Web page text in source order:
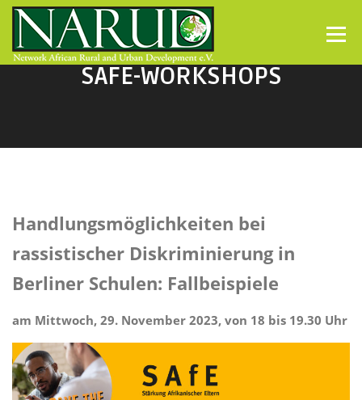
Direkt zum Inhalt
Menü
SAFE-WORKSHOPS
Handlungsmöglichkeiten bei
rassistischer Diskriminierung in
Berliner Schulen: Fallbeispiele
am Mittwoch, 29. November 2023, von 18 bis 19.30 Uhr